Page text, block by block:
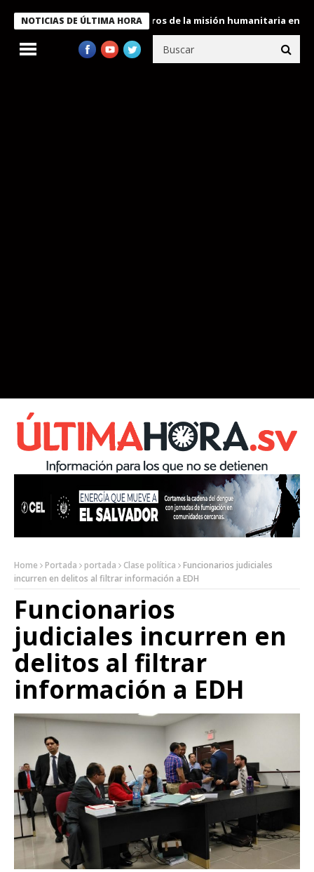
NOTICIAS DE ÚLTIMA HORA
condecora a miembros de la misión humanitaria enviada a
Home Portada portada Clase política
Funcionarios judiciales
incurren en delitos al filtrar información a EDH
Funcionarios
judiciales incurren en
delitos al filtrar
información a EDH